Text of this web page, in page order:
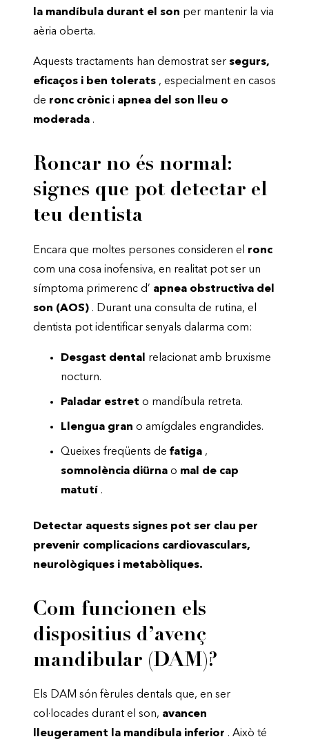
la mandíbula durant el son per mantenir la via
aèria oberta.
Aquests tractaments han demostrat ser segurs,
eficaços i ben tolerats , especialment en casos
de ronc crònic i apnea del son lleu o
moderada .
Roncar no és normal:
signes que pot detectar el
teu dentista
Encara que moltes persones consideren el ronc
com una cosa inofensiva, en realitat pot ser un
símptoma primerenc d’ apnea obstructiva del
son (AOS) . Durant una consulta de rutina, el
dentista pot identificar senyals dalarma com:
Desgast dental
relacionat amb bruxisme
nocturn.
Paladar estret o mandíbula retreta.
Llengua gran o amígdales engrandides.
Queixes freqüents de fatiga ,
somnolència diürna o mal de cap
matutí .
Detectar aquests signes pot ser clau per
prevenir complicacions cardiovasculars,
neurològiques i metabòliques.
Com funcionen els
dispositius d’avenç
mandibular (DAM)?
Els DAM són fèrules dentals que, en ser
col·locades durant el son, avancen
lleugerament la mandíbula inferior . Això té